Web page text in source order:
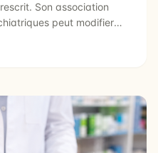
Son association
peut modifier